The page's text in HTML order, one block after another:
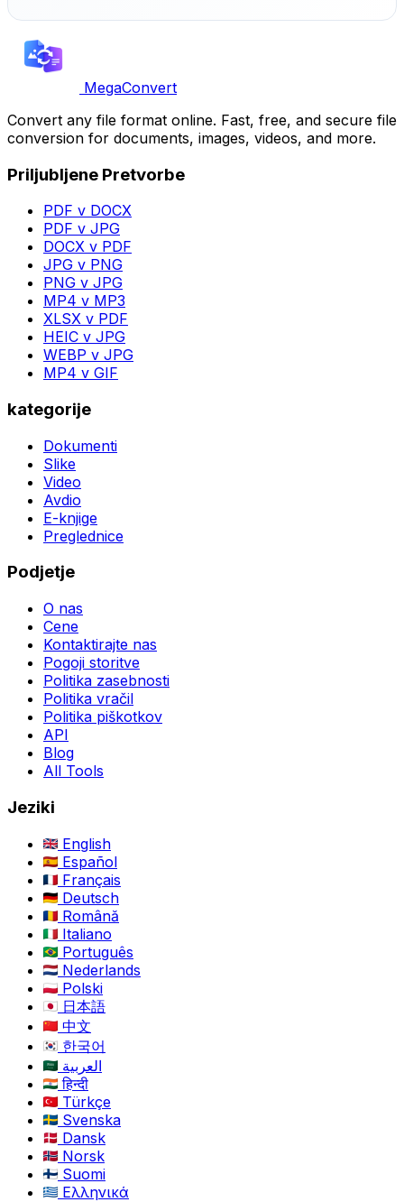
MegaConvert
Convert any file format online. Fast, free, and secure file
conversion for documents, images, videos, and more.
Priljubljene Pretvorbe
PDF v DOCX
PDF v JPG
DOCX v PDF
JPG v PNG
PNG v JPG
MP4 v MP3
XLSX v PDF
HEIC v JPG
WEBP v JPG
MP4 v GIF
kategorije
Dokumenti
Slike
Video
Avdio
E-knjige
Preglednice
Podjetje
O nas
Cene
Kontaktirajte nas
Pogoji storitve
Politika zasebnosti
Politika vračil
Politika piškotkov
API
Blog
All Tools
Jeziki
English
Español
Français
Deutsch
Română
Italiano
Português
Nederlands
Polski
日本語
中文
한국어
العربية
हिन्दी
Türkçe
Svenska
Dansk
Norsk
Suomi
Ελληνικά